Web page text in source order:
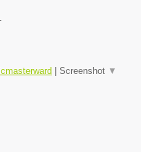
Screenshot ▼